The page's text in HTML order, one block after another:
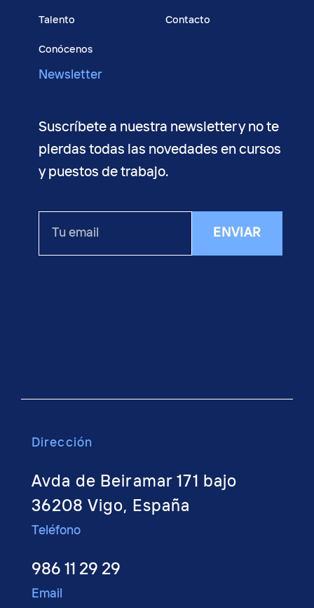
Talento
Conócenos
Contacto
Newsletter
Suscríbete a nuestra newsletter y no te
pierdas todas las novedades en cursos
y puestos de trabajo.
ENVIAR
Dirección
Avda de Beiramar 171 bajo
36208 Vigo, España
Teléfono
986 11 29 29
Email